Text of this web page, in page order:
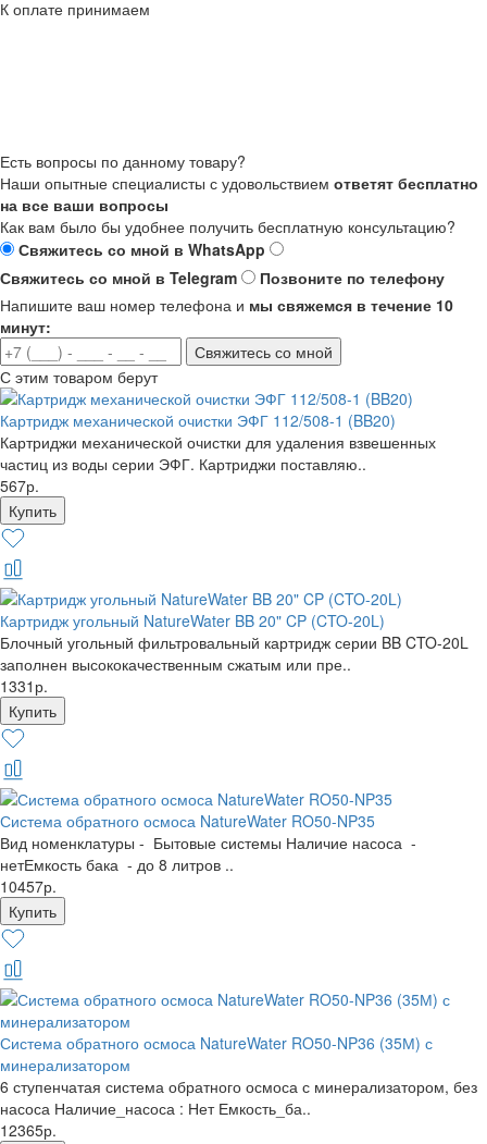
К оплате принимаем
Есть вопросы по данному товару?
Наши опытные специалисты с удовольствием ответят бесплатно
на все ваши вопросы
Как вам было бы удобнее получить бесплатную консультацию?
Свяжитесь со мной в WhatsApp
Свяжитесь со мной в Telegram
Позвоните по телефону
Напишите ваш номер телефона и мы свяжемся в течение 10
минут:
Свяжитесь со мной
С этим товаром берут
Картридж механической очистки ЭФГ 112/508-1 (BB20)
Картриджи механической очистки для удаления взвешенных
частиц из воды серии ЭФГ. Картриджи поставляю..
567р.
Картридж угольный NatureWater BB 20" CP (CTO-20L)
Блочный угольный фильтровальный картридж серии BB CTO-20L
заполнен высококачественным сжатым или пре..
1331р.
Система обратного осмоса NatureWater RO50-NP35
Вид номенклатуры - Бытовые системы Наличие насоса -
нетЕмкость бака - до 8 литров ..
10457р.
Система обратного осмоса NatureWater RO50-NP36 (35М) с
минерализатором
6 ступенчатая система обратного осмоса с минерализатором, без
насоса Наличие_насоса : Нет Емкость_ба..
12365р.